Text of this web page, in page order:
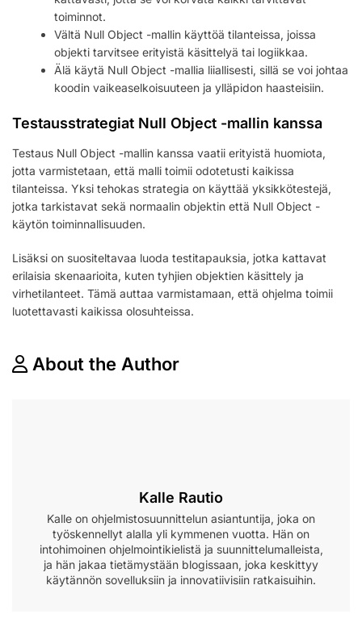
toiminnot.
Vältä Null Object -mallin käyttöä tilanteissa, joissa
objekti tarvitsee erityistä käsittelyä tai logiikkaa.
Älä käytä Null Object -mallia liiallisesti, sillä se voi johtaa
koodin vaikeaselkoisuuteen ja ylläpidon haasteisiin.
Testausstrategiat Null Object -mallin kanssa
Testaus Null Object -mallin kanssa vaatii erityistä huomiota,
jotta varmistetaan, että malli toimii odotetusti kaikissa
tilanteissa. Yksi tehokas strategia on käyttää yksikkötestejä,
jotka tarkistavat sekä normaalin objektin että Null Object -
käytön toiminnallisuuden.
Lisäksi on suositeltavaa luoda testitapauksia, jotka kattavat
erilaisia skenaarioita, kuten tyhjien objektien käsittely ja
virhetilanteet. Tämä auttaa varmistamaan, että ohjelma toimii
luotettavasti kaikissa olosuhteissa.
About the Author
Kalle Rautio
Kalle on ohjelmistosuunnittelun asiantuntija, joka on
työskennellyt alalla yli kymmenen vuotta. Hän on
intohimoinen ohjelmointikielistä ja suunnittelumalleista,
ja hän jakaa tietämystään blogissaan, joka keskittyy
käytännön sovelluksiin ja innovatiivisiin ratkaisuihin.